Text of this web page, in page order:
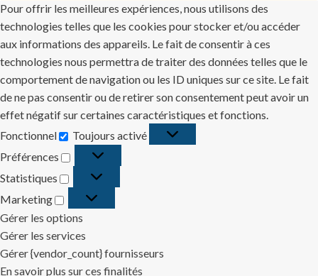
Pour offrir les meilleures expériences, nous utilisons des
technologies telles que les cookies pour stocker et/ou accéder
aux informations des appareils. Le fait de consentir à ces
technologies nous permettra de traiter des données telles que le
comportement de navigation ou les ID uniques sur ce site. Le fait
de ne pas consentir ou de retirer son consentement peut avoir un
effet négatif sur certaines caractéristiques et fonctions.
Fonctionnel
Fonctionnel
Toujours activé
Préférences
Préférences
Statistiques
Statistiques
Marketing
Marketing
Gérer les options
Gérer les services
Gérer {vendor_count} fournisseurs
En savoir plus sur ces finalités